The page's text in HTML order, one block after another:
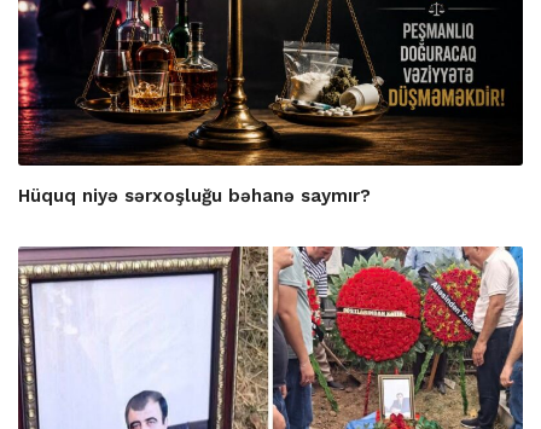
Hüquq niyə sərxoşluğu bəhanə saymır?